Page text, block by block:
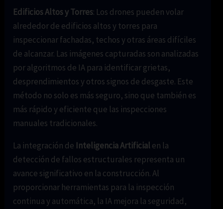
Edificios Altos y Torres: Los drones pueden volar
alrededor de edificios altos y torres para
inspeccionar fachadas, techos y otras áreas difíciles
de alcanzar. Las imágenes capturadas son analizadas
por algoritmos de IA para identificar grietas,
desprendimientos y otros signos de desgaste. Este
método no solo es más seguro, sino que también es
más rápido y eficiente que las inspecciones
manuales tradicionales.
La integración de Inteligencia Artificialen la
detección de fallos estructurales representa un
avance significativo en la construcción. Al
proporcionar herramientas para la inspección
continua y automática, la IA mejora la seguridad,